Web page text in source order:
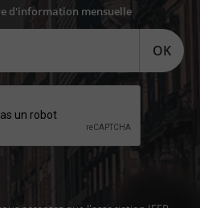
d'information mensuelle
OK